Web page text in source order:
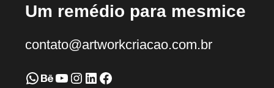
Um remédio para mesmice
contato@artworkcriacao.com.br
WhatsApp Behance Youtube Instagram LinkedIn Facebook